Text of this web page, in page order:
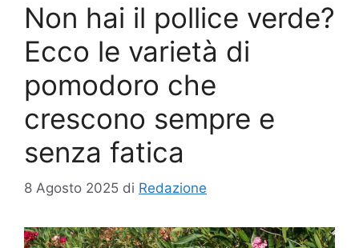
Non hai il pollice verde?
Ecco le varietà di
pomodoro che
crescono sempre e
senza fatica
8 Agosto 2025 di Redazione